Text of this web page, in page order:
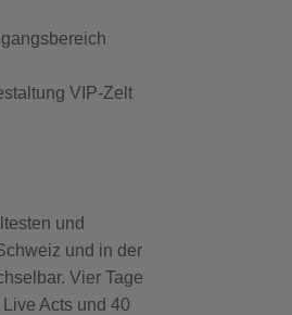
VIP-Zelt
und
und in der
Vier Tage
Acts und 40